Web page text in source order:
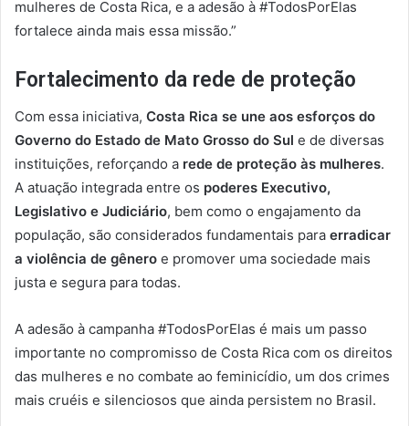
mulheres de Costa Rica, e a adesão à #TodosPorElas
fortalece ainda mais essa missão.”
Fortalecimento da rede de proteção
Com essa iniciativa, Costa Rica se une aos esforços do
Governo do Estado de Mato Grosso do Sul e de diversas
instituições, reforçando a rede de proteção às mulheres.
A atuação integrada entre os poderes Executivo,
Legislativo e Judiciário, bem como o engajamento da
população, são considerados fundamentais para erradicar
a violência de gênero e promover uma sociedade mais
justa e segura para todas.
A adesão à campanha #TodosPorElas é mais um passo
importante no compromisso de Costa Rica com os direitos
das mulheres e no combate ao feminicídio, um dos crimes
mais cruéis e silenciosos que ainda persistem no Brasil.